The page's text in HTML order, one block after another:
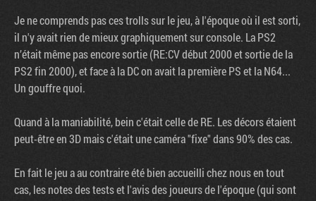
Je ne comprends pas ces trolls sur le jeu, à l'époque où il est sorti,
il n'y avait rien de mieux graphiquement sur console. La PS2
n’était même pas encore sortie (RE:CV début 2000 et sortie de la
PS2 fin 2000), et face à la DC on avait la première PS et la N64...
Un gouffre quoi.
Quand à la maniabilité, bein c'était celle de RE. Les décors étaient
peut-être en 3D mais c'était une caméra "fixe" dans 90% des cas.
En fait le jeu a au contraire été bien accueilli chez nous en tout
cas, les notes des tests et l'avis des joueurs de l'époque (qui sont